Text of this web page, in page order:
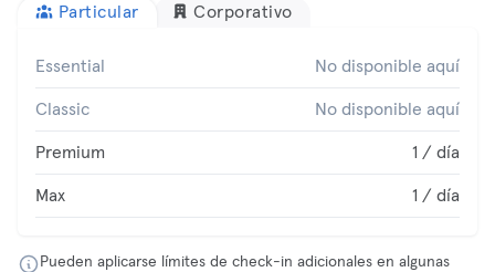
Particular Corporativo
Essential No disponible aquí
Classic No disponible aquí
Premium 1 / día
Max 1 / día
Pueden aplicarse límites de check-in adicionales en algunas